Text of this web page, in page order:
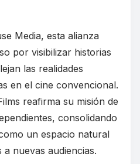
Media, esta alianza
por visibilizar historias
las realidades
en el cine convencional.
reafirma su misión de
consolidando
un espacio natural
nuevas audiencias.